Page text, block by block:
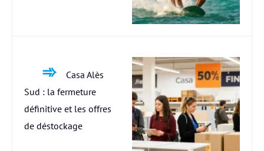
Casa Alès
Sud : la fermeture
définitive et les offres
de déstockage